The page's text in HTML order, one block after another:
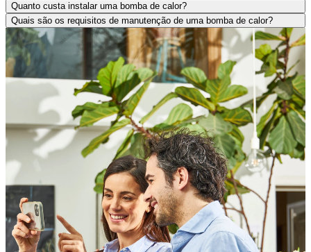
Quanto custa instalar uma bomba de calor?
Quais são os requisitos de manutenção de uma bomba de calor?